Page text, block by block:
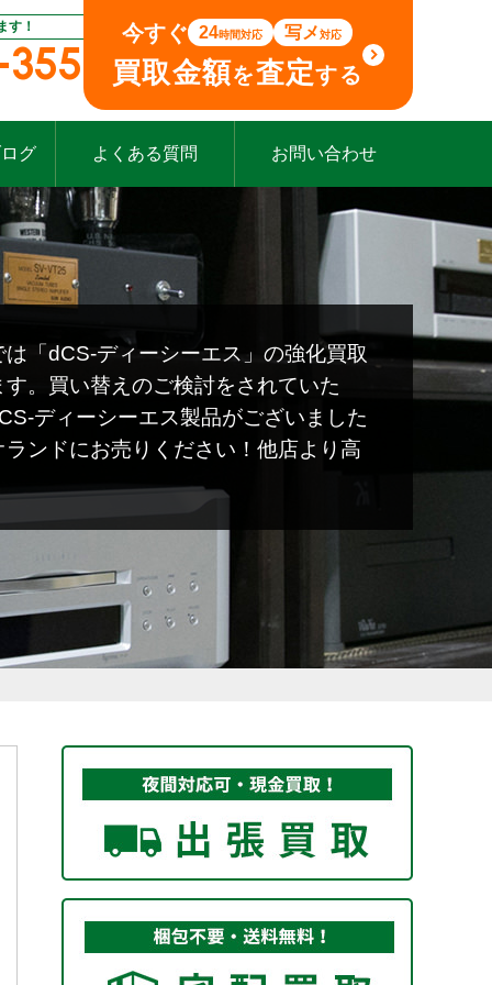
す！ 今すぐ 24時間対応 写メ対応
買取金額を査定する
グ よくある質問 お問い合わせ
「dCS-ディーシーエス」の強化買取
。買い替えのご検討をされていた
ディーシーエス製品がございました
ンドにお売りください！他店より高